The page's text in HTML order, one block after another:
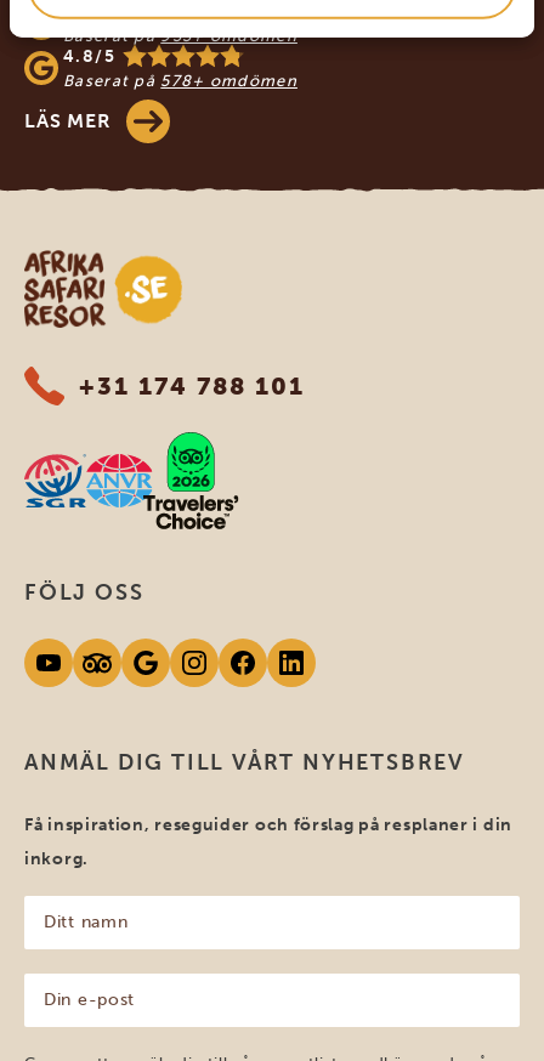
4.9/5
Baserat på933+ omdömen
4.8/5
Baserat på 578+ omdömen
LÄS MER
Safari-resor i Afrika
+31 174 788 101
ANMÄL DIG TILL VÅRT NYHETSBREV
Få inspiration, reseguider och förslag på resplaner i din
inkorg.
namn
(Obligatoriskt)
post
(Obligatoriskt)
FÖLJ OSS